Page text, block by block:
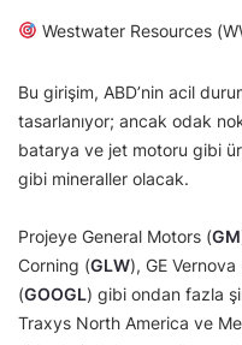
Westwater Resources
Bu girişim, ABD’nin acil
tasarlanıyor; ancak odak
batarya ve jet motoru gibi
gibi mineraller olacak.
Projeye General Motors (GM
Corning (GLW), GE Vernova
(GOOGL) gibi ondan fazla
Traxys North America ve